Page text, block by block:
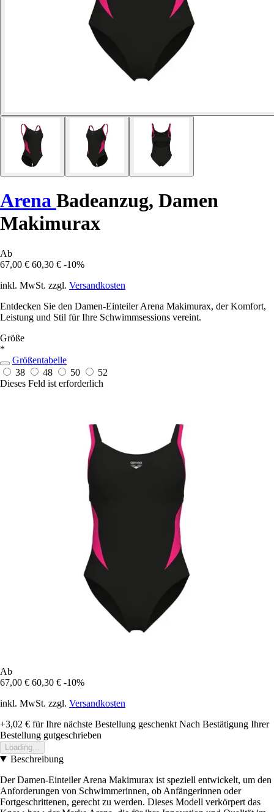
Arena Badeanzug, Damen
Makimurax
Ab
67,00 € 60,30 € -10%
inkl. MwSt. zzgl. Versandkosten
Entdecken Sie den Damen-Einteiler Arena Makimurax, der Komfort,
Leistung und Stil für Ihre Schwimmsessions vereint.
Größe
*
Größentabelle
38
48 50
52
Dieses Feld ist erforderlich
Ab
67,00 € 60,30 € -10%
inkl. MwSt. zzgl. Versandkosten
+3,02 € für Ihre nächste Bestellung geschenkt Nach Bestätigung Ihrer
Bestellung gutgeschrieben
Loading...
Beschreibung
Der Damen-Einteiler Arena Makimurax ist speziell entwickelt, um den
Anforderungen von Schwimmerinnen, ob Anfängerinnen oder
Fortgeschrittenen, gerecht zu werden. Dieses Modell verkörpert das